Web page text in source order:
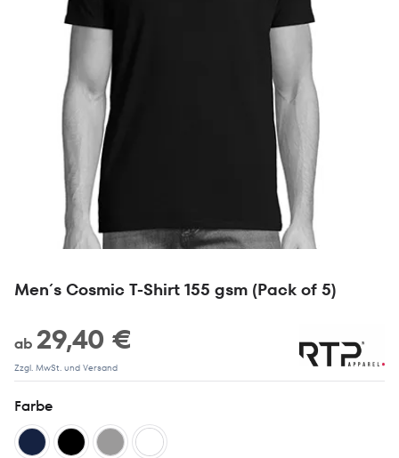
Men´s Cosmic T-Shirt 155 gsm (Pack of 5)
ab 29,40 €
Zzgl. MwSt. und Versand
Farbe